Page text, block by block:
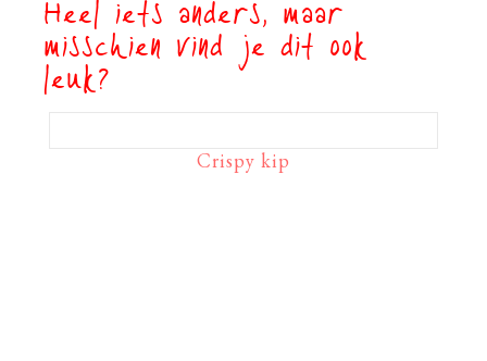
Heel iets anders, maar
misschien vind je dit ook
leuk?
Crispy kip